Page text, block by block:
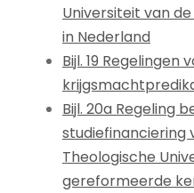
Universiteit van
in Nederland
Bijl. 19 Regelingen
Bijl. 20a Regeling
studiefinanciering
Theologische
gereformeerde